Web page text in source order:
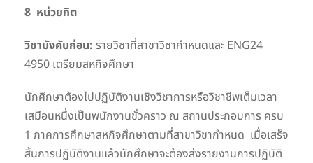
8 หน่วยกิต
วิชาบังคับก่อน: รายวิชาที่สาขาวิชากำหนดและ ENG24
4950 เตรียมสหกิจศึกษา
นักศึกษาต้องไปปฏิบัติงานเชิงวิชาการหรือวิชาชีพเต็มเวลา
เสมือนหนึ่งเป็นพนักงานชั่วคราว ณ สถานประกอบการ ครบ
1 ภาคการศึกษาสหกิจศึกษาตามที่สาขาวิชากำหนด เมื่อเสร็จ
สิ้นการปฏิบัติงานแล้วนักศึกษาจะต้องส่งรายงานการปฏิบัติ